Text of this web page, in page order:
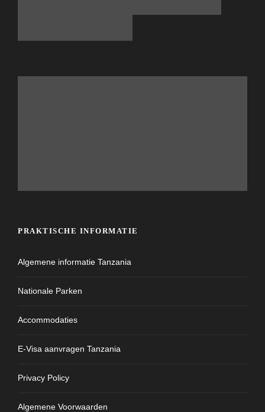
PRAKTISCHE INFORMATIE
Algemene informatie Tanzania
Nationale Parken
Accommodaties
E-Visa aanvragen Tanzania
Privacy Policy
Algemene Voorwaarden